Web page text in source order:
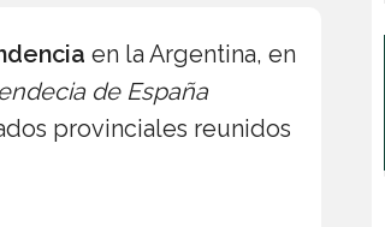
en la Argentina, en
de España
provinciales reunidos